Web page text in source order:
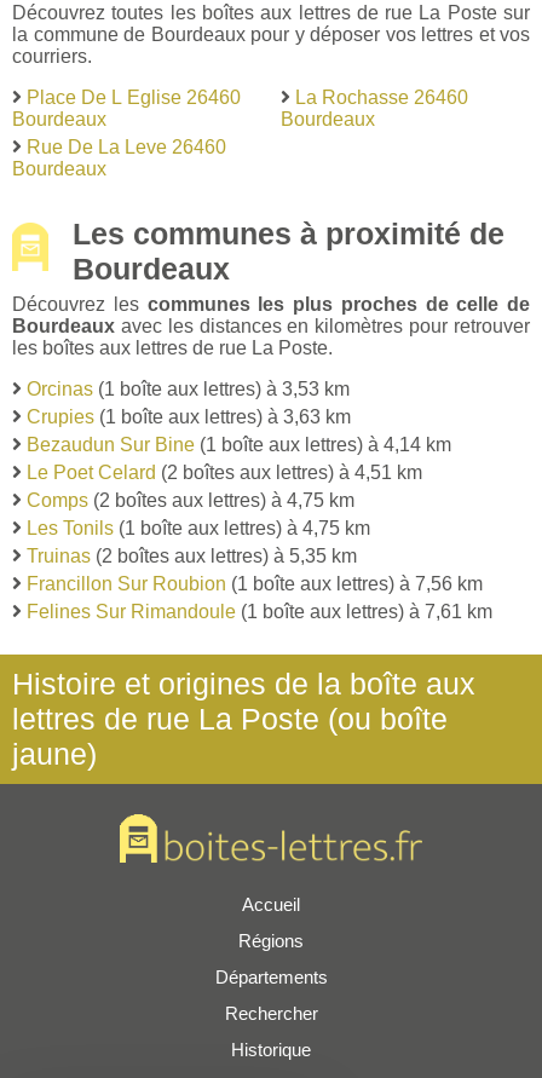
Découvrez toutes les boîtes aux lettres de rue La Poste sur
la commune de Bourdeaux pour y déposer vos lettres et vos
courriers.
Place De L Eglise 26460
Bourdeaux
Rue De La Leve 26460
Bourdeaux
La Rochasse 26460
Bourdeaux
Les communes à proximité de
Bourdeaux
Découvrez les communes les plus proches de celle de
Bourdeaux avec les distances en kilomètres pour retrouver
les boîtes aux lettres de rue La Poste.
Orcinas (1 boîte aux lettres) à 3,53 km
Crupies (1 boîte aux lettres) à 3,63 km
Bezaudun Sur Bine (1 boîte aux lettres) à 4,14 km
Le Poet Celard (2 boîtes aux lettres) à 4,51 km
Comps (2 boîtes aux lettres) à 4,75 km
Les Tonils (1 boîte aux lettres) à 4,75 km
Truinas (2 boîtes aux lettres) à 5,35 km
Francillon Sur Roubion (1 boîte aux lettres) à 7,56 km
Felines Sur Rimandoule (1 boîte aux lettres) à 7,61 km
Histoire et origines de la boîte aux
lettres de rue La Poste (ou boîte
jaune)
Accueil
Régions
Départements
Rechercher
Historique